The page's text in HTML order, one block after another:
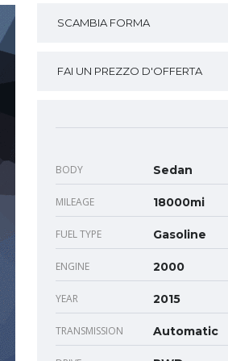
SCAMBIA FORMA
FAI UN PREZZO D'OFFERTA
BODY Sedan
MILEAGE 18000mi
FUEL TYPE Gasoline
ENGINE 2000
YEAR 2015
TRANSMISSION Automatic